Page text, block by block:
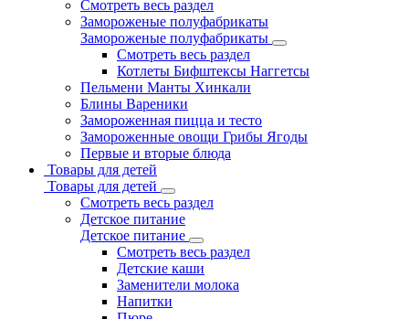
Смотреть весь раздел
Замороженые полуфабрикаты
Замороженые полуфабрикаты
Смотреть весь раздел
Котлеты Бифштексы Наггетсы
Пельмени Манты Хинкали
Блины Вареники
Замороженная пицца и тесто
Замороженные овощи Грибы Ягоды
Первые и вторые блюда
Товары для детей
Товары для детей
Смотреть весь раздел
Детское питание
Детское питание
Смотреть весь раздел
Детские каши
Заменители молока
Напитки